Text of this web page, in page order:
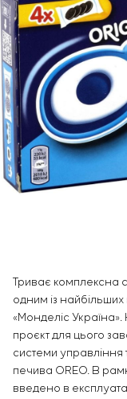
замовника
Сервісне
Управління
Аутсорсинг
Консалтингові
Індивідуальна
щитового
Розробка
управління
Розробка
Інфраструктура
Хімічна
Цементна
Вакансії
Стажування
Ветеранам
КОНТАКТИ
Триває комплексна
одним із найбільших
«Монделіс
проєкт для цього
системи
печива OREO. В
введено в